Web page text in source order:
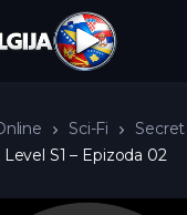
Sci-Fi
S1 – Epizoda 02